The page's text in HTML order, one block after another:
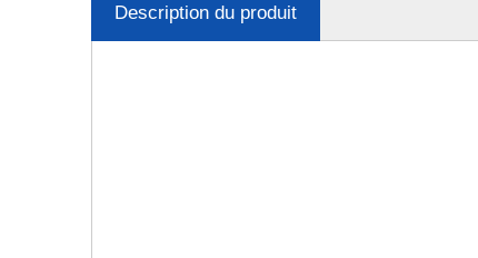
Description du produit